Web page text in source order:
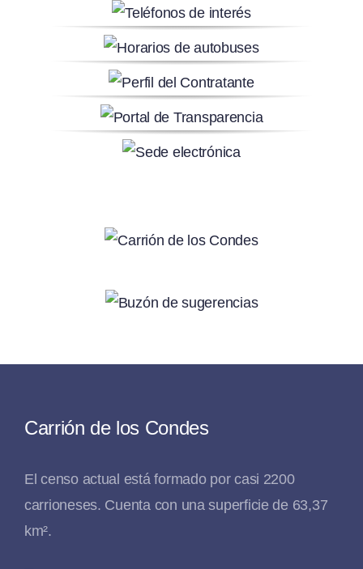
Carrión de los Condes
El censo actual está formado por casi 2200
carrioneses. Cuenta con una superficie de 63,37
km².